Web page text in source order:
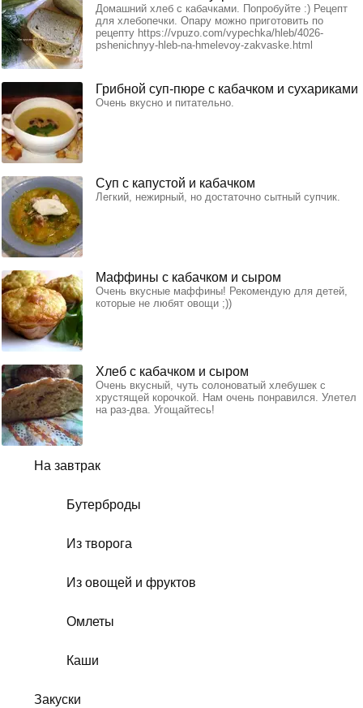
На завтрак
Бутерброды
Из творога
Из овощей и фруктов
Омлеты
Каши
Закуски
Домашний хлеб с кабачками. Попробуйте :) Рецепт
для хлебопечки. Опару можно приготовить по
рецепту https://vpuzo.com/vypechka/hleb/4026-
pshenichnyy-hleb-na-hmelevoy-zakvaske.html
Грибной суп-пюре с кабачком и сухариками
Очень вкусно и питательно.
Суп с капустой и кабачком
Легкий, нежирный, но достаточно сытный супчик.
Маффины с кабачком и сыром
Очень вкусные маффины! Рекомендую для детей,
которые не любят овощи ;))
Хлеб с кабачком и сыром
Очень вкусный, чуть солоноватый хлебушек с
хрустящей корочкой. Нам очень понравился. Улетел
на раз-два. Угощайтесь!